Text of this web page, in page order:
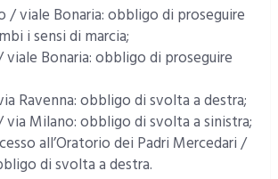
/ viale Bonaria: obbligo di proseguire
i sensi di marcia;
Bonaria: obbligo di proseguire
Ravenna: obbligo di svolta a destra;
via Milano: obbligo di svolta a sinistra;
all’Oratorio dei Padri Mercedari /
di svolta a destra.